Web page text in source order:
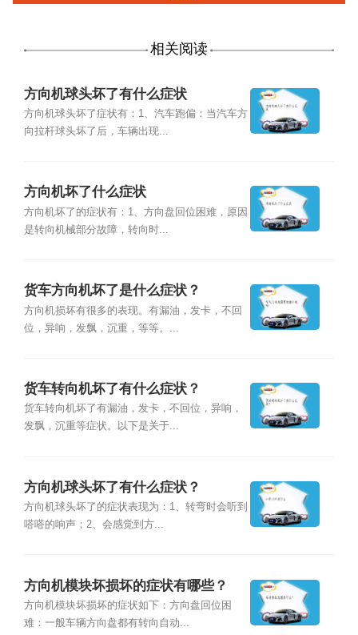
相关阅读
方向机球头坏了有什么症状
方向机球头坏了症状有：1、汽车跑偏：当汽车方
向拉杆球头坏了后，车辆出现...
方向机坏了什么症状
方向机坏了的症状有：1、方向盘回位困难，原因
是转向机械部分故障，转向时...
货车方向机坏了是什么症状？
方向机损坏有很多的表现。有漏油，发卡，不回
位，异响，发飘，沉重，等等。...
货车转向机坏了有什么症状？
货车转向机坏了有漏油，发卡，不回位，异响，
发飘，沉重等症状。以下是关于...
方向机球头坏了有什么症状？
方向机球头坏了的症状表现为：1、转弯时会听到
嗒嗒的响声；2、会感觉到方...
方向机模块坏损坏的症状有哪些？
方向机模块坏损坏的症状如下：方向盘回位困
难：一般车辆方向盘都有转向自动...